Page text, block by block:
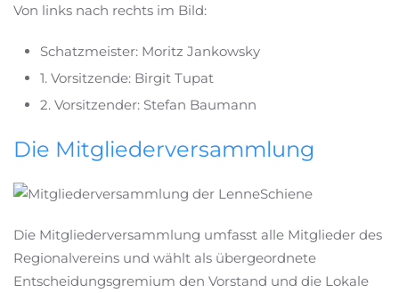
Von links nach rechts im Bild:
Schatzmeister: Moritz Jankowsky
1. Vorsitzende: Birgit Tupat
2. Vorsitzender: Stefan Baumann
Die Mitgliederversammlung
Die Mitgliederversammlung umfasst alle Mitglieder des
Regionalvereins und wählt als übergeordnete
Entscheidungsgremium den Vorstand und die Lokale